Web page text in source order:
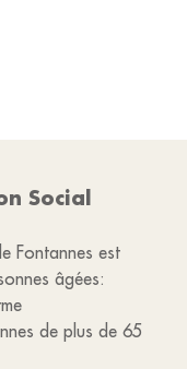
Social
Fontannes est
âgées:
de plus de 65